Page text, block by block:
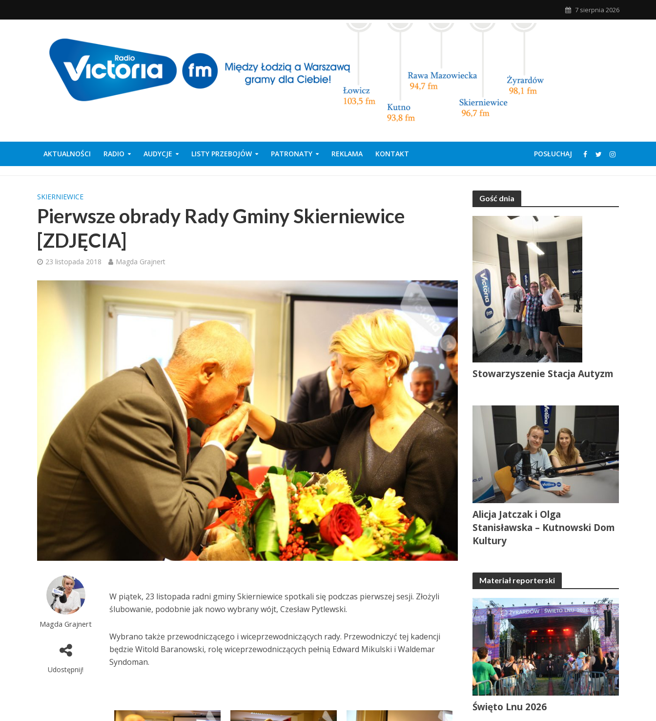
7 sierpnia 2026
AKTUALNOŚCI RADIO AUDYCJE LISTY PRZEBOJÓW PATRONATY REKLAMA KONTAKT POSŁUCHAJ
SKIERNIEWICE
Pierwsze obrady Rady Gminy Skierniewice
[ZDJĘCIA]
23 listopada 2018 Magda Grajnert
Magda Grajnert
Udostępnij!
W piątek, 23 listopada radni gminy Skierniewice spotkali się podczas pierwszej sesji. Złożyli
ślubowanie, podobnie jak nowo wybrany wójt, Czesław Pytlewski.
Wybrano także przewodniczącego i wiceprzewodniczących rady. Przewodniczyć tej kadencji
będzie Witold Baranowski, rolę wiceprzewodniczących pełnią Edward Mikulski i Waldemar
Syndoman.
Gość dnia
Stowarzyszenie Stacja Autyzm
Alicja Jatczak i Olga
Stanisławska – Kutnowski Dom
Kultury
Materiał reporterski
Święto Lnu 2026